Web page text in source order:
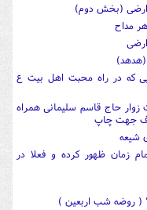
ارضی (بخش دوم)
مداح
(هدهد)
که در راه محبت اهل بیت ع
حاج قاسم سلیمانی همراه
اف جهت چاپ
شیعه
زمان ظهور کرده و فعلا در
( روضه شب اربعین )